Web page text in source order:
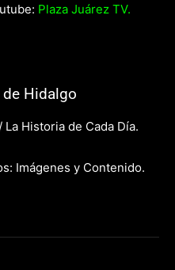
Plaza Juárez TV.
Hidalgo
La Historia de Cada Día.
Imágenes y Contenido.